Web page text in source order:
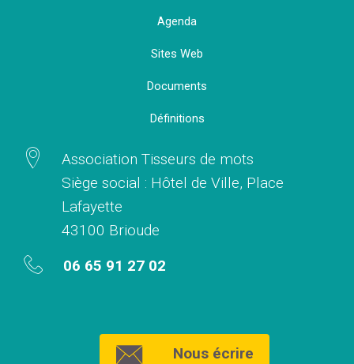
Agenda
Sites Web
Documents
Définitions
Association Tisseurs de mots
Siège social : Hôtel de Ville, Place
Lafayette
43100 Brioude
06 65 91 27 02
Nous écrire